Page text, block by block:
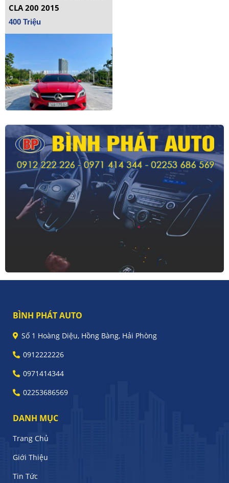
CLA 200 2015
400 Triệu
BÌNH PHÁT AUTO
Số 1 Hoàng Diệu, Hồng Bàng, Hải Phòng
0912222226
0971414344
02253686569
DANH MỤC
Trang Chủ
Giới Thiệu
Tin Tức